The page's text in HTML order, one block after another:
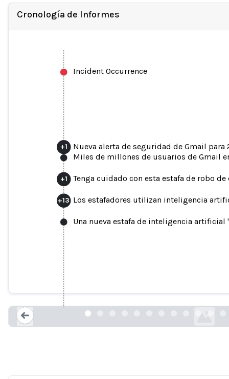
Cronología de Informes
Incident Occurrence
+1
Nueva alerta de seguridad de Gmail
Miles de millones de usuarios de Gmail
+1 Tenga cuidado con esta estafa de robo
+13 Los estafadores utilizan inteligencia
Una nueva estafa de inteligencia
Nueva alerta de seguridad de Gmail